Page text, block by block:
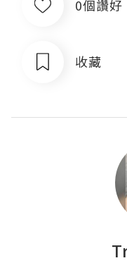
0個讚好
收藏